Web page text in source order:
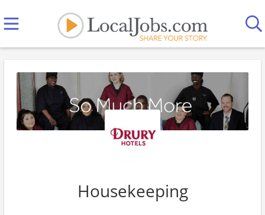
Housekeeping